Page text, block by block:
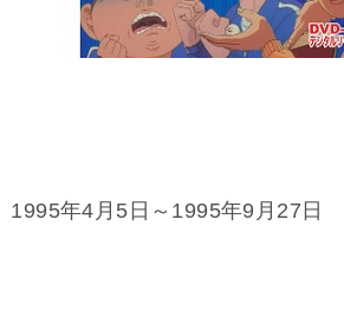
1995年4月5日～1995年9月27日